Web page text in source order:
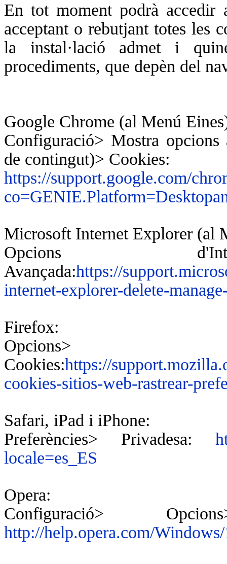
En tot moment podrà accedir
acceptant o rebutjant totes les
la instal·lació admet i
procediments, que depèn del
Google Chrome (al Menú
Configuració> Mostra opcions
de contingut)> Cookies:
https://support.google.com/
Microsoft Internet Explorer (al
Opcions
Avançada:https://
internet-explorer-delete-
Firefox:
Opcions>
Cookies:https://
cookies-sitios-web-rastrear-
Safari, iPad i iPhone:
Preferències> Privadesa:
locale=es_ES
Opera:
Configuració>
http://help.opera.com/